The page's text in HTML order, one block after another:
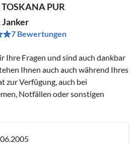
PUR
7 Bewertungen
Ihre Fragen und sind auch dankbar
Ihnen auch auch während Ihres
zur Verfügung, auch bei
Notfällen oder sonstigen